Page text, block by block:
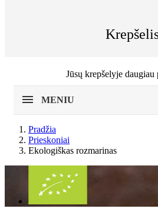
Jūsų krepšelyje daugiau
MENIU
Pradžia
Prieskoniai
Ekologiškas rozmarinas